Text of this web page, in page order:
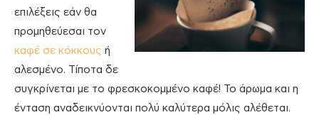
επιλέξεις εάν θα
προμηθεύεσαι τον
καφέ σε κόκκους ή
αλεσμένο. Τίποτα δε
συγκρίνεται με το φρεσκοκομμένο καφέ! Το άρωμα και η
ένταση αναδεικνύονται πολύ καλύτερα μόλις αλέθεται.